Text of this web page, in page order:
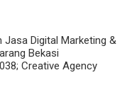
Jasa Digital Marketing &
Bekasi